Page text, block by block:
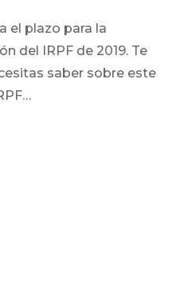
el plazo para la
del IRPF de 2019. Te
saber sobre este